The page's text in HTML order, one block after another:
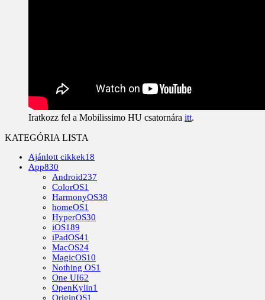
Iratkozz fel a Mobilissimo HU csatornára itt.
KATEGÓRIA LISTA
Ajánlott cikkek18
App830
Android237
ColorOS1
HarmonyOS38
homeOS1
HyperOS30
iOS189
iPadOS41
MacOS24
MagicOS10
Nothing OS1
One UI62
OpenKylin1
OriginOS1